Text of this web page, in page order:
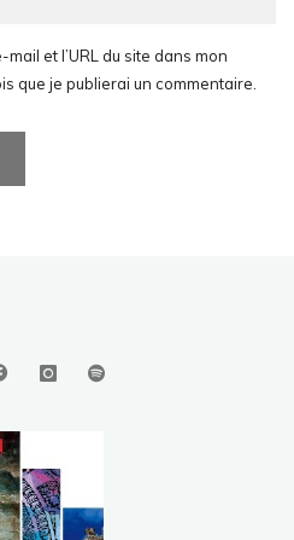
et l’URL du site dans mon
que je publierai un commentaire.